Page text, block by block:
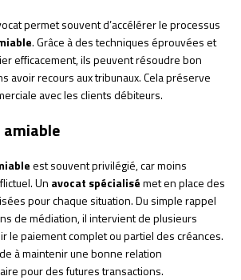
permet souvent d’accélérer le processus
. Grâce à des techniques éprouvées et
efficacement, ils peuvent résoudre bon
avoir recours aux tribunaux. Cela préserve
avec les clients débiteurs.
est souvent privilégié, car moins
Un avocat spécialisémet en place des
pour chaque situation. Du simple rappel
de médiation, il intervient de plusieurs
le paiement complet ou partiel des créances.
à maintenir une bonne relation
pour des futures transactions.